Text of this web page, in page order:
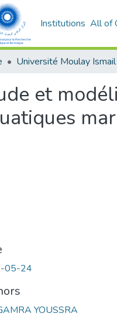
Institutions All of
et
05-24
YOUSSRA